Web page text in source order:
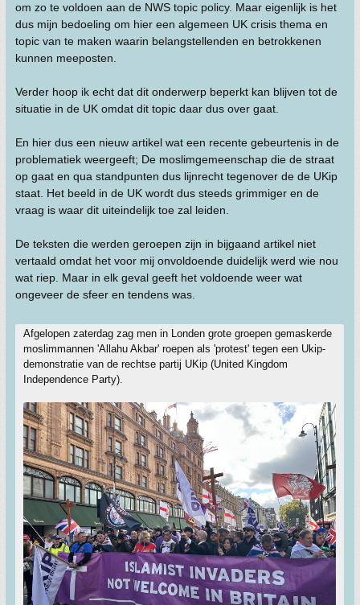
om zo te voldoen aan de NWS topic policy. Maar eigenlijk is het
dus mijn bedoeling om hier een algemeen UK crisis thema en
topic van te maken waarin belangstellenden en betrokkenen
kunnen meeposten.
Verder hoop ik echt dat dit onderwerp beperkt kan blijven tot de
situatie in de UK omdat dit topic daar dus over gaat.
En hier dus een nieuw artikel wat een recente gebeurtenis in de
problematiek weergeeft; De moslimgemeenschap die de straat
op gaat en qua standpunten dus lijnrecht tegenover de de UKip
staat. Het beeld in de UK wordt dus steeds grimmiger en de
vraag is waar dit uiteindelijk toe zal leiden.
De teksten die werden geroepen zijn in bijgaand artikel niet
vertaald omdat het voor mij onvoldoende duidelijk werd wie nou
wat riep. Maar in elk geval geeft het voldoende weer wat
ongeveer de sfeer en tendens was.
Afgelopen zaterdag zag men in Londen grote groepen gemaskerde
moslimmannen 'Allahu Akbar' roepen als 'protest' tegen een Ukip-
demonstratie van de rechtse partij UKip (United Kingdom
Independence Party).